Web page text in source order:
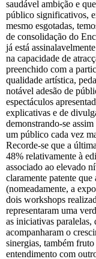
saudável ambição e
público significativos,
mesmo esgotadas,
de consolidação do
já está
na capacidade de
preenchido com a
qualidade artística,
notável adesão de
espectáculos
explicativas e de
demonstrando-se
um público cada vez
Recorde-se que a
48% relativamente à
associado ao elevado
claramente patente
(nomeadamente, a
dois workshops
representaram uma
as iniciativas
acompanharam o
sinergias, também
entendimento com